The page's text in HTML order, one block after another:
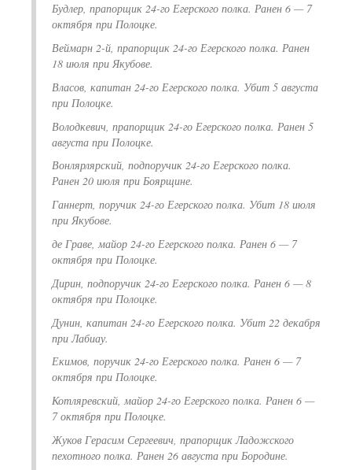
Будлер, прапорщик 24-го Егерского полка. Ранен 6 — 7
октября при Полоцке.
Веймарн 2-й, прапорщик 24-го Егерского полка. Ранен
18 июля при Якубове.
Власов, капитан 24-го Егерского полка. Убит 5 августа
при Полоцке.
Володкевич, прапорщик 24-го Егерского полка. Ранен 5
августа при Полоцке.
Вонлярлярский, подпоручик 24-го Егерского полка.
Ранен 20 июля при Боярщине.
Ганнерт, поручик 24-го Егерского полка. Убит 18 июля
при Якубове.
де Граве, майор 24-го Егерского полка. Ранен 6 — 7
октября при Полоцке.
Дирин, подпоручик 24-го Егерского полка. Ранен 6 — 8
октября при Полоцке.
Дунин, капитан 24-го Егерского полка. Убит 22 декабря
при Лабиау.
Екимов, поручик 24-го Егерского полка. Ранен 6 — 7
октября при Полоцке.
Котляревский, майор 24-го Егерского полка. Ранен 6 —
7 октября при Полоцке.
Жуков Герасим Сергеевич, прапорщик Ладожского
пехотного полка. Ранен 26 августа при Бородине.